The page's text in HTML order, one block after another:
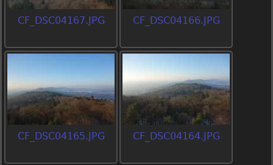
CF_DSC04167.JPG CF_DSC04166.JPG
CF_DSC04165.JPG CF_DSC04164.JPG